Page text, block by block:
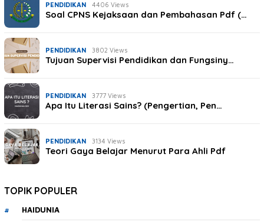
PENDIDIKAN 4406 Views
Soal CPNS Kejaksaan dan Pembahasan Pdf (…
PENDIDIKAN 3802 Views
Tujuan Supervisi Pendidikan dan Fungsiny…
PENDIDIKAN 3777 Views
Apa Itu Literasi Sains? (Pengertian, Pen…
PENDIDIKAN 3134 Views
Teori Gaya Belajar Menurut Para Ahli Pdf
TOPIK POPULER
HAIDUNIA